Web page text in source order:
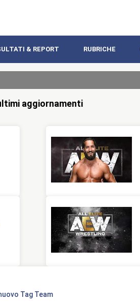
& REPORT RUBRICHE
aggiornamenti
Tag Team